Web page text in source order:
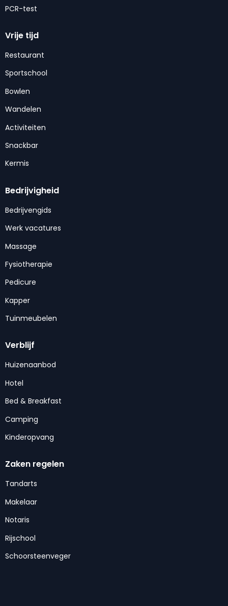
PCR-test
Vrije tijd
Restaurant
Sportschool
Bowlen
Wandelen
Activiteiten
Snackbar
Kermis
Bedrijvigheid
Bedrijvengids
Werk vacatures
Massage
Fysiotherapie
Pedicure
Kapper
Tuinmeubelen
Verblijf
Huizenaanbod
Hotel
Bed & Breakfast
Camping
Kinderopvang
Zaken regelen
Tandarts
Makelaar
Notaris
Rijschool
Schoorsteenveger